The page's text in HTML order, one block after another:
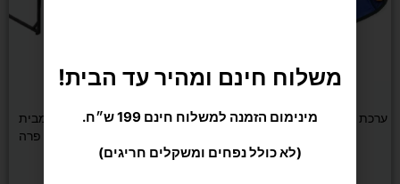
ערכת טניס שולחן JOOLA Family
₪199
שולחן טניס EASY PONG מבית
649
משלוח חינם ומהיר עד הבית!
מינימום הזמנה למשלוח חינם 199 ש״ח.
(לא כולל נפחים ומשקלים חריגים)